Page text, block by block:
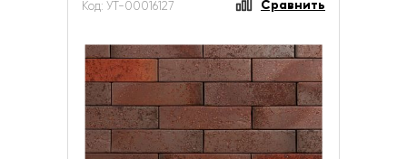
Код: УТ-00016127 Сравнить